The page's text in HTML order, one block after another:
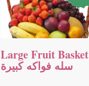
Large Fruit Basket
سله فواكه كبيرة